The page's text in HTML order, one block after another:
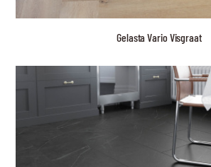
Gelasta Vario Visgraat